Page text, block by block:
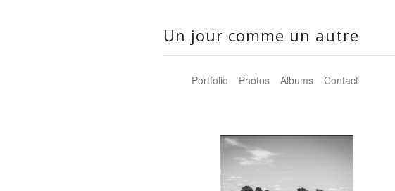
Un jour comme un autre
Portfolio Photos Albums Contact